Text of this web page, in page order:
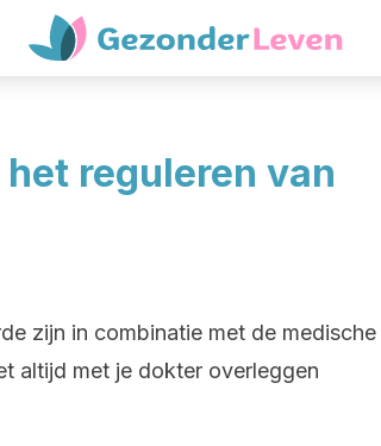
reguleren van
zijn in combinatie met de medische
altijd met je dokter overleggen